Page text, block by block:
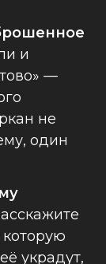
и
—
не
один
украдут,